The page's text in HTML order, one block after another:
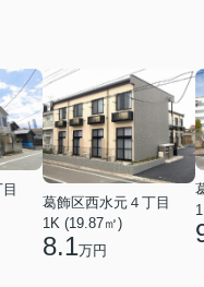
葛飾区西水元４丁目
1K (19.87㎡)
8.1万円